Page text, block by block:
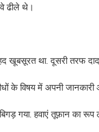
ढीले थे।
खूबसूरत था. दूसरी तरफ
के विषय में अपनी
गया. हवाएं तूफ़ान